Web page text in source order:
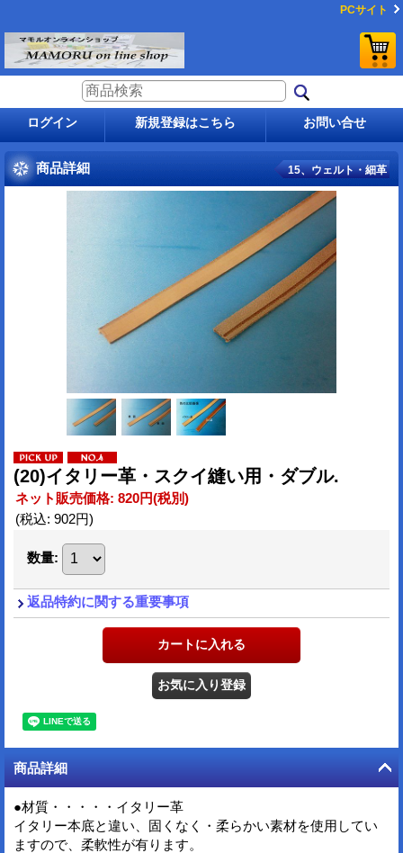
PCサイト
ログイン 新規登録はこちら お問い合せ
商品詳細 15、ウェルト・細革
(20)イタリー革・スクイ縫い用・ダブル.
ネット販売価格: 820円(税別)
(税込: 902円)
数量:
返品特約に関する重要事項
商品詳細
●材質・・・・・イタリー革
イタリー本底と違い、固くなく・柔らかい素材を使用してい
ますので、柔軟性が有ります。